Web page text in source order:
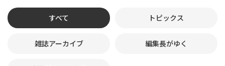
すべて トピックス
雑誌アーカイブ 編集長がゆく